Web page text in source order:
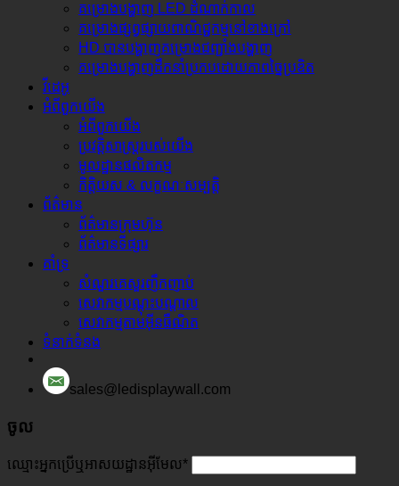
គម្រោងបង្ហាញ LED ដំណាក់កាល
គម្រោងផ្សព្វផ្សាយពាណិជ្ជកម្មនៅខាងក្រៅ
HD បានបង្ហាញគម្រោងជញ្ជាំងបង្ហាញ
គម្រោងបង្ហាញដឹកនាំប្រកបដោយភាពច្នៃប្រឌិត
វីដេអូ
អំពី​ពួក​យើង
អំពី​ពួក​យើង
ប្រវត្តិសាស្រ្តរបស់យើង
មូលដ្ឋានផលិតកម្ម
កិត្តិយស & លក្ខណៈ​សម្បត្តិ
ព័ត៌មាន
ព័ត៌មានក្រុមហ៊ុន
ព័ត៌មានទីផ្សារ
គាំទ្រ
សំណួរគេសួរញឹកញាប់
សេវាកម្មបណ្តុះបណ្តាល
សេវាកម្មតាមអ៊ីនធឺណិត
ទំនាក់ទំនង
sales@ledisplaywall.com
ចូល
ឈ្មោះអ្នកប្រើឬអាសយដ្ឋានអ៊ីមែល*